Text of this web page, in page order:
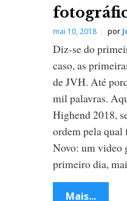
o
r
t
a
g
e
mai 10, 2018 por
Diz-se do
caso, as
de JVH. Até
mil palavras.
Highend 2018,
ordem pela qual
Novo: um video
primeiro dia,
Mais...